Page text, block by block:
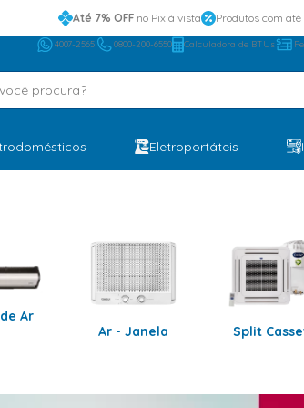
Até 7% OFFno Pix à vista Produtos com até
4007-2565 0800-200-6550 Calculadora de BTUs
procura?
Eletroportáteis
Ar
Ar - Janela
Split